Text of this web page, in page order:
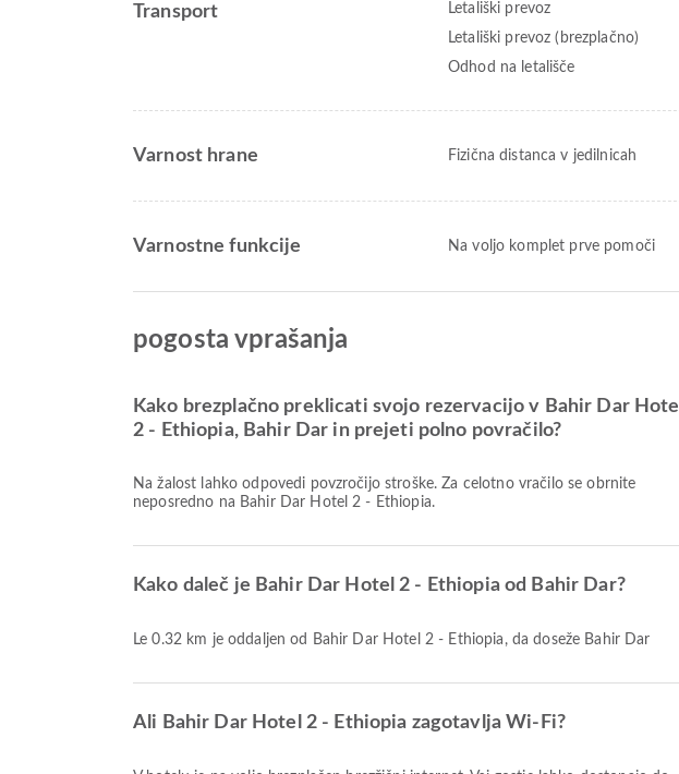
Transport Letališki prevoz
Letališki prevoz (brezplačno)
Odhod na letališče
Varnost hrane Fizična distanca v jedilnicah
Varnostne funkcije Na voljo komplet prve pomoči
pogosta vprašanja
Kako brezplačno preklicati svojo rezervacijo v Bahir Dar Hotel
2 - Ethiopia, Bahir Dar in prejeti polno povračilo?
Na žalost lahko odpovedi povzročijo stroške. Za celotno vračilo se obrnite
neposredno na Bahir Dar Hotel 2 - Ethiopia.
Kako daleč je Bahir Dar Hotel 2 - Ethiopia od Bahir Dar?
Le 0.32 km je oddaljen od Bahir Dar Hotel 2 - Ethiopia, da doseže Bahir Dar
Ali Bahir Dar Hotel 2 - Ethiopia zagotavlja Wi-Fi?